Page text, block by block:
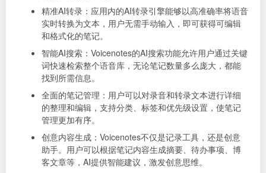
精准AI转录：应用内的AI转录引擎能够以高准确率将语音
实时转换为文本，用户无需手动输入，即可获得可编辑
和格式化的笔记。
智能AI搜索：Voicenotes的AI搜索功能允许用户通过关键
词快速检索整个语音库，无论笔记数量多么庞大，都能
找到所需信息。
全面的笔记管理：用户可以对录音和转录文本进行详细
的整理和编辑，支持分类、标签和优先级设置，使笔记
管理更加有序。
创意内容生成：Voicenotes不仅是记录工具，还是创意
助手。用户可以根据笔记内容生成摘要、待办事项、博
客文章等，AI提供智能建议，激发创意思维。